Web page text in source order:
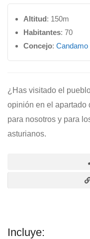
Altitud: 150m
Habitantes: 70
Concejo: Candamo
¿Has visitado el
opinión en el apartado
para nosotros y para
asturianos.
Incluye: